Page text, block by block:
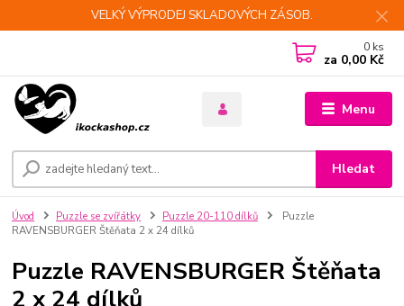
VELKÝ VÝPRODEJ SKLADOVÝCH ZÁSOB.
Menu
Hledat
0 ks
za 0,00 Kč
Úvod Puzzle se zvířátky Puzzle 20-110 dílků
Puzzle
RAVENSBURGER Štěňata 2 x 24 dílků
Puzzle RAVENSBURGER Štěňata
2 x 24 dílků